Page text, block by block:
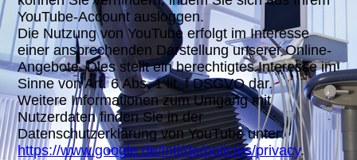
YouTube-Account ausloggen.
Die Nutzung von YouTube erfolgt im Interesse
einer ansprechenden Darstellung unserer Online-
Angebote. Dies stellt ein berechtigtes Interesse im
Sinne von Art. 6 Abs. 1 lit. f DSGVO dar.
Weitere Informationen zum Umgang mit
Nutzerdaten finden Sie in der
Datenschutzerklärung von YouTube unter:
https://www.google.de/intl/de/policies/privacy.